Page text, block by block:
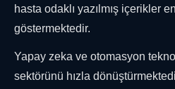
hasta odaklı yazılmış içerikler
göstermektedir.
Yapay zeka ve otomasyon
sektörünü hızla